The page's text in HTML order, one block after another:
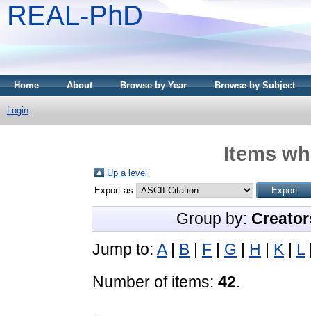
REAL-PhD
Home About Browse by Year Browse by Subject
Login
Items
Up a level
Export as
Group by:
Jump to: A| B | F | G | H | K | L
Number of items: 42.